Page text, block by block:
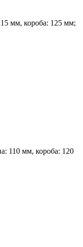
мм, короба: 125 мм;
110 мм, короба: 120